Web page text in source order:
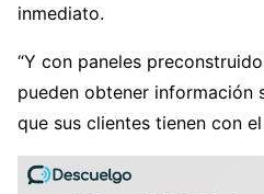
inmediato.
“Y con paneles
pueden obtener información
que sus clientes tienen con